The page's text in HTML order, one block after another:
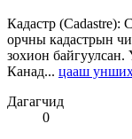
Кадастр
орчны кадастрын
зохион
Канад... цааш
Дагагчид
0